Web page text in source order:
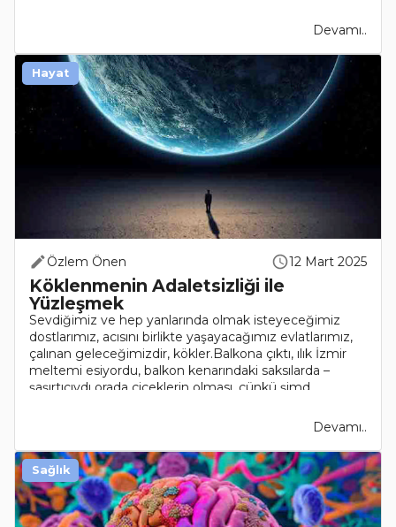
Devamı..
Özlem Önen 12 Mart 2025
Köklenmenin Adaletsizliği ile
Yüzleşmek
Sevdiğimiz ve hep yanlarında olmak isteyeceğimiz
dostlarımız, acısını birlikte yaşayacağımız evlatlarımız,
çalınan geleceğimizdir, kökler.Balkona çıktı, ılık İzmir
meltemi esiyordu, balkon kenarındaki saksılarda –
şaşırtıcıydı orada çiçeklerin olması, çünkü şimd..
Devamı..
Hayat
Sağlık